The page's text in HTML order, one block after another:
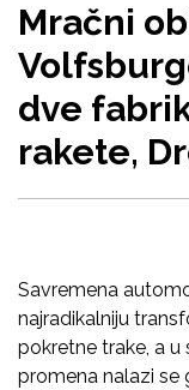
Mračni
dve
rakete,
Savremena
najradikalniju
pokretne trake, a
promena nalazi se